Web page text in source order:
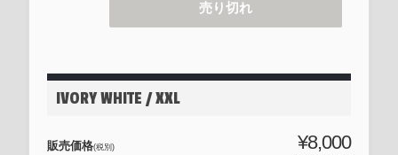
売り切れ
IVORY WHITE / XXL
販売価格(税別) ¥8,000